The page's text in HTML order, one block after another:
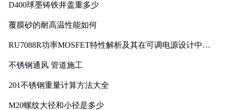
D400球墨铸铁井盖重多少
覆膜砂的耐高温性能如何
RU7088R功率MOSFET特性解析及其在可调电源设计中的
不锈钢通风 管道施工
201不锈钢重量计算方法大全
M20螺纹大径和小径是多少